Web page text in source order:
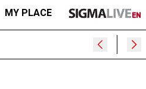
MY PLACE